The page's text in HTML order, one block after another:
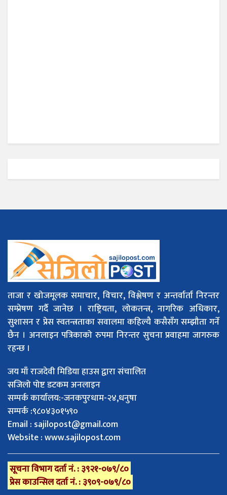
ताजा र खोजमूलक समाचार, विचार, विश्लेषण र अन्तर्वार्ता निरन्तर
सम्प्रेषण गर्दै जानेछ । राष्ट्रियता, लोकतन्त्र, नागरिक अधिकार,
सुशासन र प्रेस स्वतन्त्रताका सवालमा कहिल्यै कसैसँग सम्झौता गर्ने
छैन । अनलाइन पत्रिकाको रुपमा निरन्तर सुचना प्रवाहमा जागरुक
रहन्छ ।
जय माँ राजदेवी मिडिया हाउस द्वारा संचालित
सजिलो पोष्ट डटकम अनलाइन
सम्पर्क कार्यालय:-जनकपुरधाम-२४,धनुषा
सम्पर्क :९८०४३०१५९०
Email : sajilopost@gmail.com
Website : www.sajilopost.com
सूचना विभाग दर्ता नं. : ३९२१-०७९/८०
प्रेस काउन्सिल दर्ता नं. : ३९०९-०७९/८०